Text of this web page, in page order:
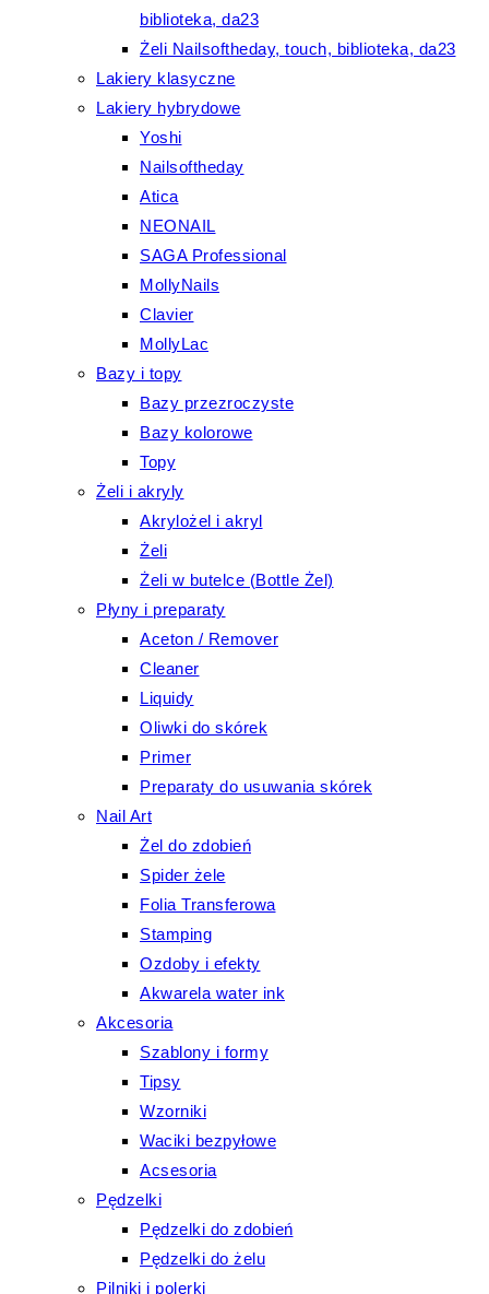
biblioteka, da23
Żeli Nailsoftheday, touch, biblioteka, da23
Lakiery klasyczne
Lakiery hybrydowe
Yoshi
Nailsoftheday
Atica
NEONAIL
SAGA Professional
MollyNails
Clavier
MollyLac
Bazy i topy
Bazy przezroczyste
Bazy kolorowe
Topy
Żeli i akryly
Akrylożel i akryl
Żeli
Żeli w butelce (Bottle Żel)
Płyny i preparaty
Aceton / Remover
Cleaner
Liquidy
Oliwki do skórek
Primer
Preparaty do usuwania skórek
Nail Art
Żel do zdobień
Spider żele
Folia Transferowa
Stamping
Ozdoby i efekty
Akwarela water ink
Akcesoria
Szablony i formy
Tipsy
Wzorniki
Waciki bezpyłowe
Acsesoria
Pędzelki
Pędzelki do zdobień
Pędzelki do żelu
Pilniki i polerki